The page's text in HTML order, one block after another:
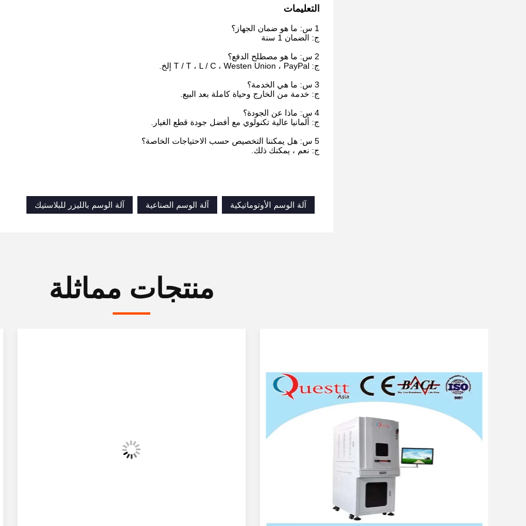
التعليمات
1 س: ما هو ضمان الجهاز؟
ج: الضمان 1 سنة
2 س: ما هو مصطلح الدفع؟
ج: T / T ، L / C ، Westen Union ، PayPal إلخ.
3 س: ما هي الخدمة؟
ج: خدمة من الخارج وحياة كاملة بعد البيع.
4 س: ماذا عن الجودة؟
ج: ألمانيا عالية تكنولوي مع أفضل جودة قطع الغيار.
5 س: هل يمكننا التخصيص حسب الاحتياجات الخاصة؟
ج: نعم ، يمكنك ذلك.
آلة الوسم الأوتوماتيكية
آلة الوسم الصناعية آلة الوسم بالليزر للبلاستيك
منتجات مماثلة